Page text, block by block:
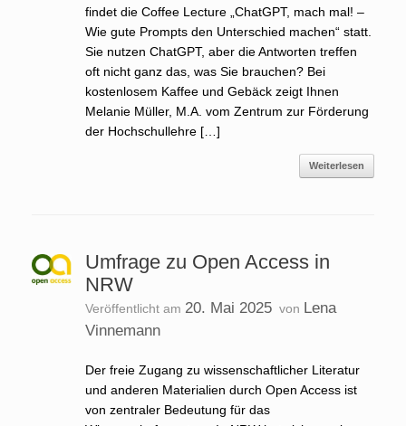
findet die Coffee Lecture „ChatGPT, mach mal! –
Wie gute Prompts den Unterschied machen“ statt.
Sie nutzen ChatGPT, aber die Antworten treffen
oft nicht ganz das, was Sie brauchen? Bei
kostenlosem Kaffee und Gebäck zeigt Ihnen
Melanie Müller, M.A. vom Zentrum zur Förderung
der Hochschullehre […]
Weiterlesen
Umfrage zu Open Access in
NRW
Veröffentlicht am 20. Mai 2025 von Lena
Vinnemann
Der freie Zugang zu wissenschaftlicher Literatur
und anderen Materialien durch Open Access ist
von zentraler Bedeutung für das